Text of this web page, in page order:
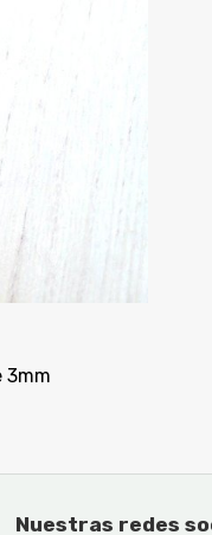
3mm
Nuestras redes